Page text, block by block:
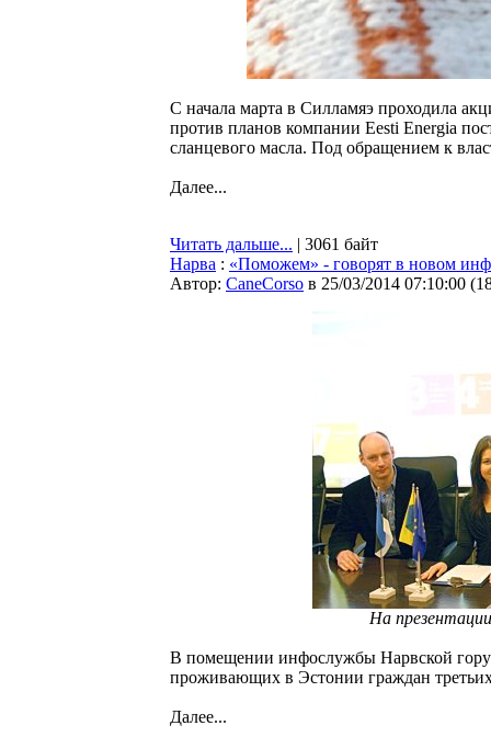
С начала марта в Силламяэ проходила
против планов компании Eesti Energia
сланцевого масла. Под обращением к
Далее...
Читать дальше... | 3061 байт
Нарва : «Поможем» - говорят в новом
Автор: CaneCorso в 25/03/2014 07:10:00 (
На
В помещении инфослужбы Нарвской
проживающих в Эстонии граждан
Далее...